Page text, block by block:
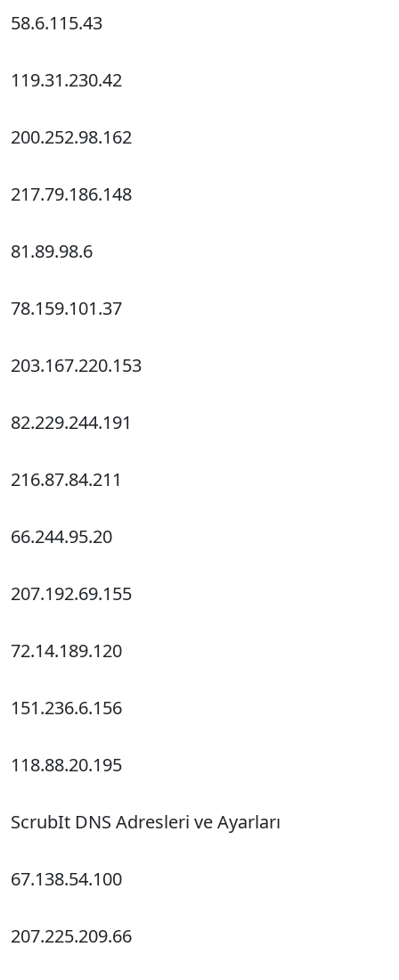
58.6.115.43
119.31.230.42
200.252.98.162
217.79.186.148
81.89.98.6
78.159.101.37
203.167.220.153
82.229.244.191
216.87.84.211
66.244.95.20
207.192.69.155
72.14.189.120
151.236.6.156
118.88.20.195
ScrubIt DNS Adresleri ve Ayarları
67.138.54.100
207.225.209.66